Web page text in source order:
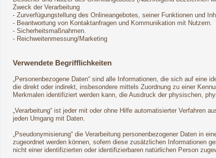
Zweck der Verarbeitung
- Zurverfügungstellung des Onlineangebotes, seiner Funktionen und
- Beantwortung von Kontaktanfragen und Kommunikation mit Nutzern.
- Sicherheitsmaßnahmen.
- Reichweitenmessung/Marketing
Verwendete Begrifflichkeiten
„Personenbezogene Daten“ sind alle Informationen, die sich auf eine
die direkt oder indirekt, insbesondere mittels Zuordnung zu einer
Merkmalen identifiziert werden kann, die Ausdruck der physischen,
„Verarbeitung“ ist jeder mit oder ohne Hilfe automatisierter Verfahren
jeden Umgang mit Daten.
„Pseudonymisierung“ die Verarbeitung personenbezogener Daten in
zugeordnet werden können, sofern diese zusätzlichen Informationen
nicht einer identifizierten oder identifizierbaren natürlichen Person